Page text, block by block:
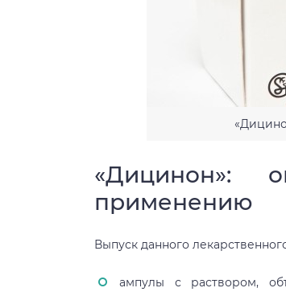
«Дицинон»:
применению
Выпуск данного
ампулы с раствором,